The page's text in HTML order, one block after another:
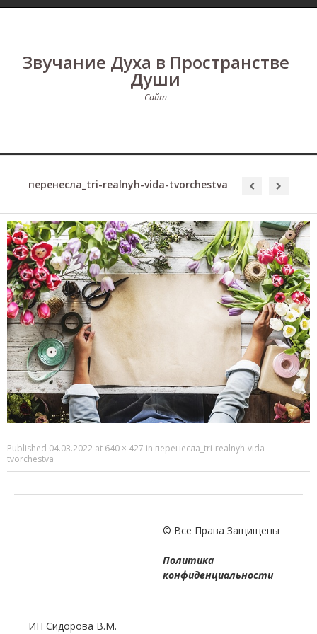
Звучание Духа в Пространстве
Души
Сайт
перенесла_tri-realnyh-vida-tvorchestva
Published 04.03.2022 at 640 × 427 in перенесла_tri-realnyh-vida-
tvorchestva
© Все Права Защищены
Политика
конфиденциальности
ИП Сидорова В.М.